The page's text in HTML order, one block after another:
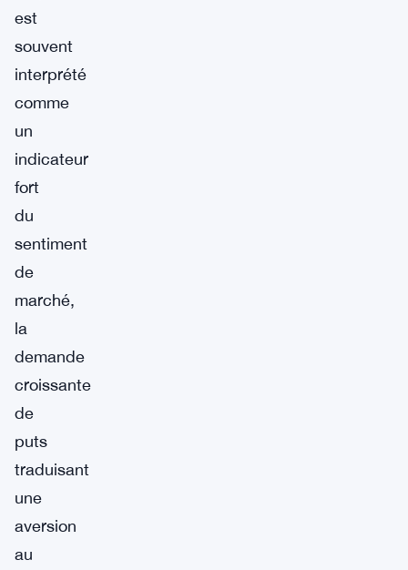
est
souvent
interprété
comme
un
indicateur
fort
du
sentiment
de
marché,
la
demande
croissante
de
puts
traduisant
une
aversion
au